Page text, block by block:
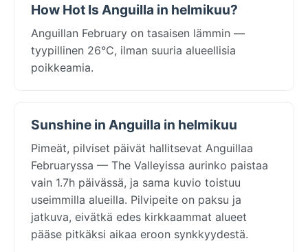
How Hot Is Anguilla in helmikuu?
Anguillan February on tasaisen lämmin —
tyypillinen 26°C, ilman suuria alueellisia
poikkeamia.
Sunshine in Anguilla in helmikuu
Pimeät, pilviset päivät hallitsevat Anguillaa
Februaryssa — The Valleyissa aurinko paistaa
vain 1.7h päivässä, ja sama kuvio toistuu
useimmilla alueilla. Pilvipeite on paksu ja
jatkuva, eivätkä edes kirkkaammat alueet
pääse pitkäksi aikaa eroon synkkyydestä.